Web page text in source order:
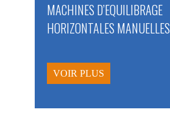
MACHINES D’EQUILIBRAGE
HORIZONTALES MANUELLES
VOIR PLUS